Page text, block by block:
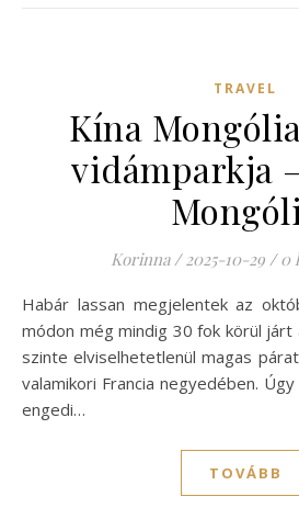
TRAVEL
Kína
vidámparkja
Korinna / 2025-10-29 / 0
Habár lassan megjelentek az októberi fények, szokatlan
módon még mindig 30 fok körül
szinte elviselhetetlenül magas
valamikori Francia negyedében.
engedi…
TOVÁBB